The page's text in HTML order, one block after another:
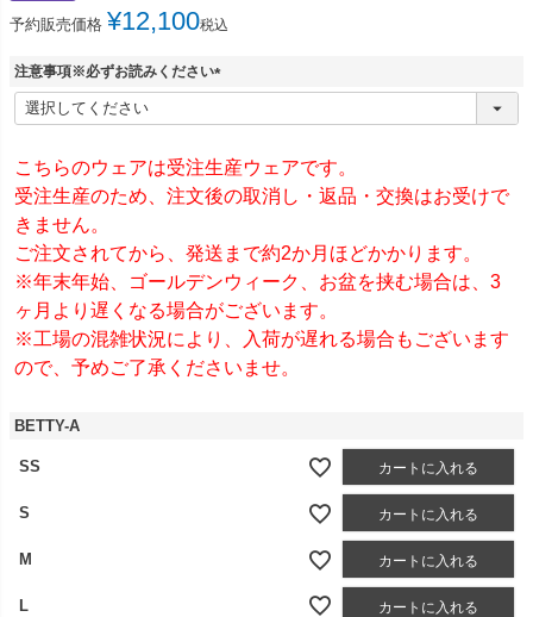
予約販売価格 ¥12,100税込
注意事項※必ずお読みください
(
)
こちらのウェアは受注生産ウェアです。
受注生産のため、注文後の取消し・返品・交換はお受けで
きません。
ご注文されてから、発送まで約2か月ほどかかります。
※年末年始、ゴールデンウィーク、お盆を挟む場合は、3
ヶ月より遅くなる場合がございます。
※工場の混雑状況により、入荷が遅れる場合もございます
ので、予めご了承くださいませ。
BETTY-A
SS カートに入れる
S カートに入れる
M カートに入れる
L カートに入れる